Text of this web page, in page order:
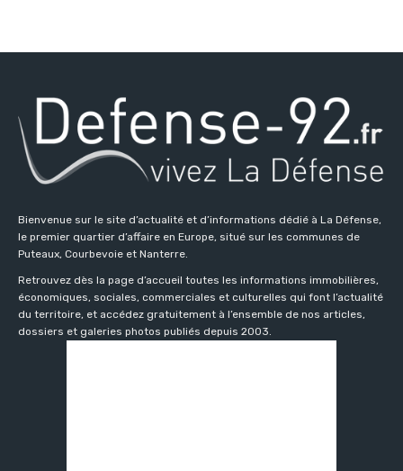
Bienvenue sur le site d’actualité et d’informations dédié à La Défense,
le premier quartier d’affaire en Europe, situé sur les communes de
Puteaux, Courbevoie et Nanterre.
Retrouvez dès la page d’accueil toutes les informations immobilières,
économiques, sociales, commerciales et culturelles qui font l’actualité
du territoire, et accédez gratuitement à l’ensemble de nos articles,
dossiers et galeries photos publiés depuis 2003.